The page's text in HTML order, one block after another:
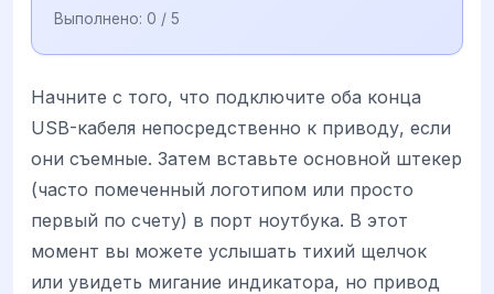
Выполнено: 0 / 5
Начните с того, что подключите оба конца
USB-кабеля непосредственно к приводу, если
они съемные. Затем вставьте основной штекер
(часто помеченный логотипом или просто
первый по счету) в порт ноутбука. В этот
момент вы можете услышать тихий щелчок
или увидеть мигание индикатора, но привод